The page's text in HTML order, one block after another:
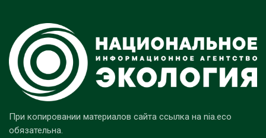
При копировании материалов сайта ссылка на nia.eco
обязательна.